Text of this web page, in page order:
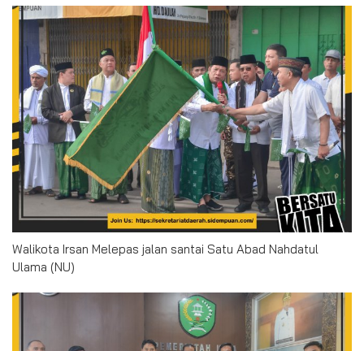
Walikota Irsan Melepas jalan santai Satu Abad Nahdatul
Ulama (NU)